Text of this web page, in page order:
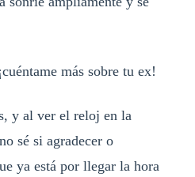
más sobre tu ex!
y al ver el reloj en la
sé si agradecer o
ya está por llegar la hora